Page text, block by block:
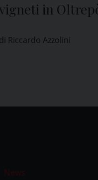
in
di Riccardo Azzolini
News